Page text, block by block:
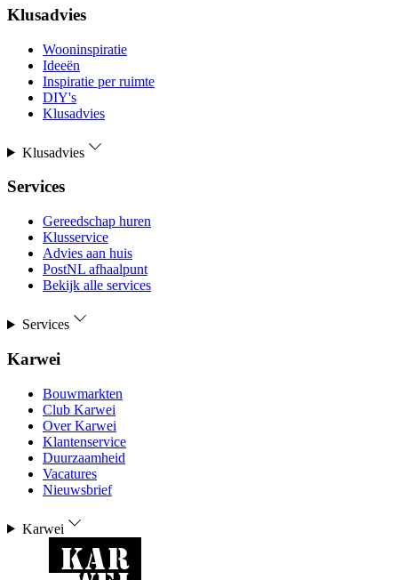
Klusadvies
Wooninspiratie
Ideeën
Inspiratie per ruimte
DIY's
Klusadvies
Klusadvies
Services
Gereedschap huren
Klusservice
Advies aan huis
PostNL afhaalpunt
Bekijk alle services
Services
Karwei
Bouwmarkten
Club Karwei
Over Karwei
Klantenservice
Duurzaamheid
Vacatures
Nieuwsbrief
Karwei